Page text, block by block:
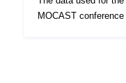
MOCAST conference